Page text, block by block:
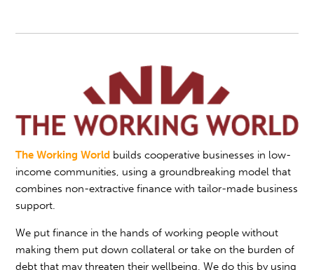
The Working World builds cooperative businesses in low-
income communities, using a groundbreaking model that
combines non-extractive finance with tailor-made business
support.
We put finance in the hands of working people without
making them put down collateral or take on the burden of
debt that may threaten their wellbeing. We do this by using